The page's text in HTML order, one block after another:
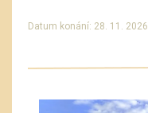
Datum konání: 28. 11. 2026